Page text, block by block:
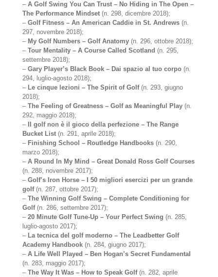
–A Golf Swing You Can Trust – No Hiding in The Open –
The Performance Mindset (n. 298, dicembre 2018);
–Golf Fitness – An American Caddie in St. Andrews (n.
297, novembre 2018);
– My Golf Numbers – Golf Anatomy (n. 296, ottobre 2018);
–Tour Mentality – A Course Called Scotland (n. 295,
settembre 2018);
–Gary Player’s Black Book – Dai spazio al tuo corpo (n.
294, luglio-agosto 2018);
– Le cinque lezioni – The Spirit of Golf(n. 293, giugno
2018);
–The Feeling of Greatness – Golf as Meaningful Play (n.
292, maggio 2018);
–
Il golf non è il gioco della perfezione – The Range
Bucket List (n. 291, aprile 2018);
– Finishing School – Routledge Handbooks (n. 290,
marzo 2018);
–A Round In My Mind – Great Donald Ross Golf Courses
(n. 288, novembre 2017);
–Golf’s Iron Horse – I 50 migliori esercizi per un grande
golf(n. 287, ottobre 2017);
–The Winning Golf Swing – Complete Conditioning for
Golf(n. 286, settembre 2017);
–20 Minute Golf Tune-Up – Your Perfect Swing (n. 285,
luglio-agosto 2017);
– La tecnica del golf moderno – The Leadbetter Golf
Academy Handbook (n. 284, giugno 2017);
–A Life Well Played – Ben Hogan’s Secret Fundamental
(n. 283, maggio 2017);
–The Way It Was – How to Speak Golf(n. 282, aprile